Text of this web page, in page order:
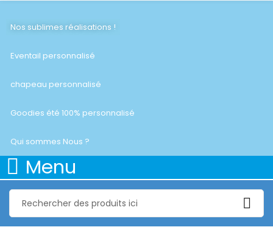
Nos sublimes réalisations !
Eventail personnalisé
chapeau personnalisé
Goodies été 100% personnalisé
Qui sommes Nous ?
Menu